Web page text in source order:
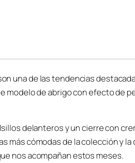
una de las tendencias
modelo de abrigo con efecto de
delanteros y un cierre con
más cómodas de la colección y
nos acompañan estos meses.